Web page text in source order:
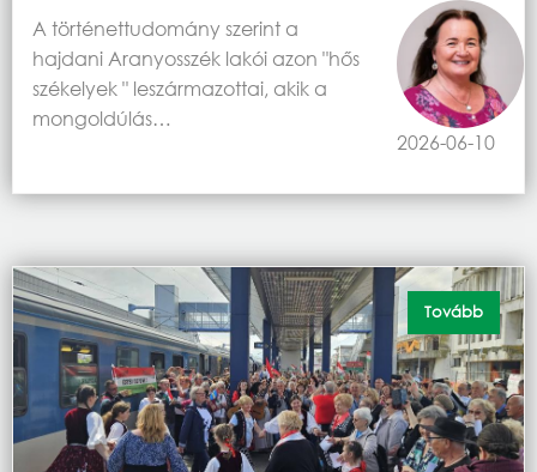
2026-06-10
A történettudomány szerint a
hajdani Aranyosszék lakói azon "hős
székelyek " leszármazottai, akik a
mongoldúlás…
Tovább